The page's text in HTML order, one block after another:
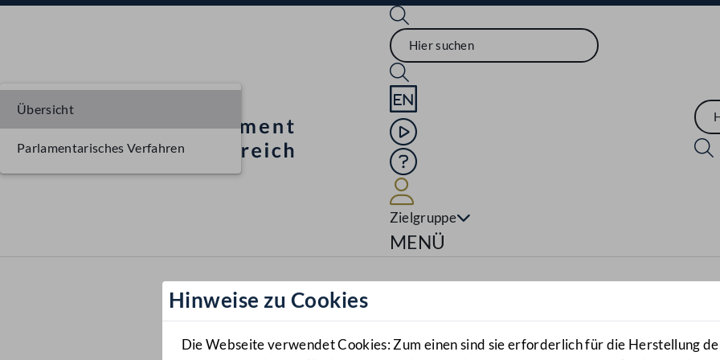
Sprache English
Mediathek
Hilfe
Zielgruppe
Navigationsmenü öffnen
MENÜ
Hinweise zu Cookies
Die Webseite verwendet Cookies: Zum einen sind sie erforderlich für die Herstellung
Übersicht
Parlamentarisches Verfahren